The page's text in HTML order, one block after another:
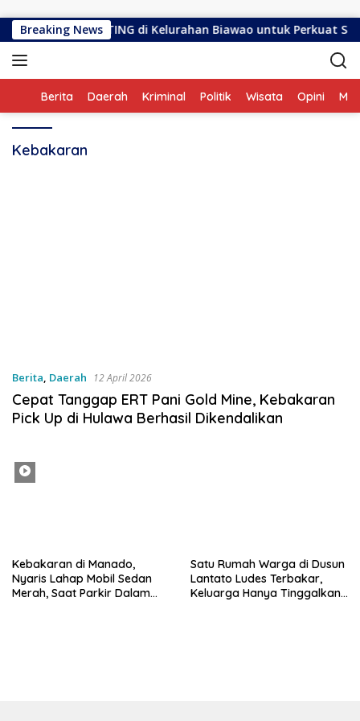
Breaking News
Kartu Pintar GENTING di Kelurahan Biawao untuk Perkuat
Home
Berita Daerah Kriminal Politik Wisata Opini
Kebakaran
Berita, Daerah 12 April 2026
Cepat Tanggap ERT Pani Gold Mine, Kebakaran
Pick Up di Hulawa Berhasil Dikendalikan
Kebakaran di Manado,
Nyaris Lahap Mobil Sedan
Merah, Saat Parkir Dalam
Satu Rumah Warga di Dusun
Lantato Ludes Terbakar,
Keluarga Hanya Tinggalkan